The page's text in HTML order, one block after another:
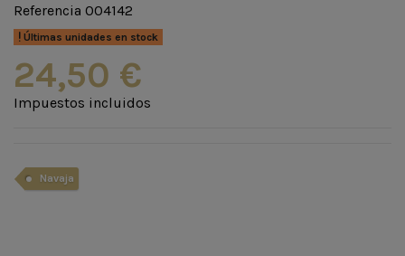
Referencia 004142
Últimas unidades en stock
24,50 €
Impuestos incluidos
Navaja